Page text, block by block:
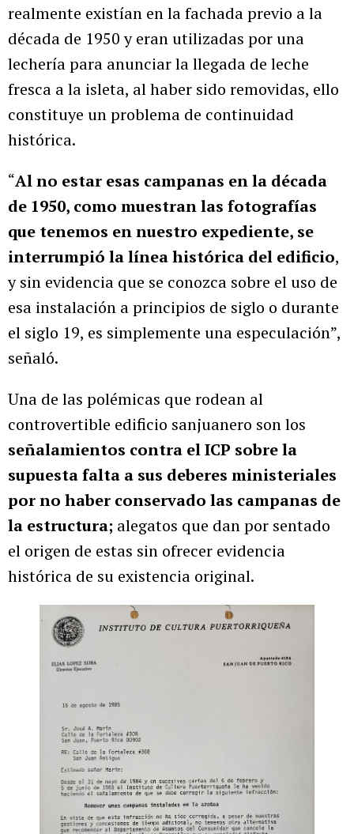
realmente existían en la fachada previo a la
década de 1950 y eran utilizadas por una
lechería para anunciar la llegada de leche
fresca a la isleta, al haber sido removidas, ello
constituye un problema de continuidad
histórica.
“Al no estar esas campanas en la década
de 1950, como muestran las fotografías
que tenemos en nuestro expediente, se
interrumpió la línea histórica del edificio,
y sin evidencia que se conozca sobre el uso de
esa instalación a principios de siglo o durante
el siglo 19, es simplemente una especulación”,
señaló.
Una de las polémicas que rodean al
controvertible edificio sanjuanero son los
señalamientos contra el ICP sobre la
supuesta falta a sus deberes ministeriales
por no haber conservado las campanas de
la estructura; alegatos que dan por sentado
el origen de estas sin ofrecer evidencia
histórica de su existencia original.